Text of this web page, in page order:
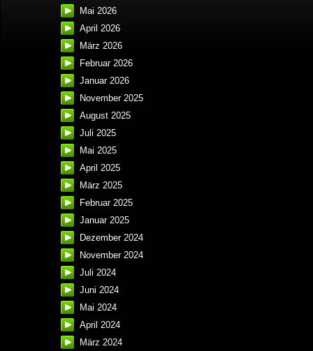
Mai 2026
April 2026
März 2026
Februar 2026
Januar 2026
November 2025
August 2025
Juli 2025
Mai 2025
April 2025
März 2025
Februar 2025
Januar 2025
Dezember 2024
November 2024
Juli 2024
Juni 2024
Mai 2024
April 2024
März 2024